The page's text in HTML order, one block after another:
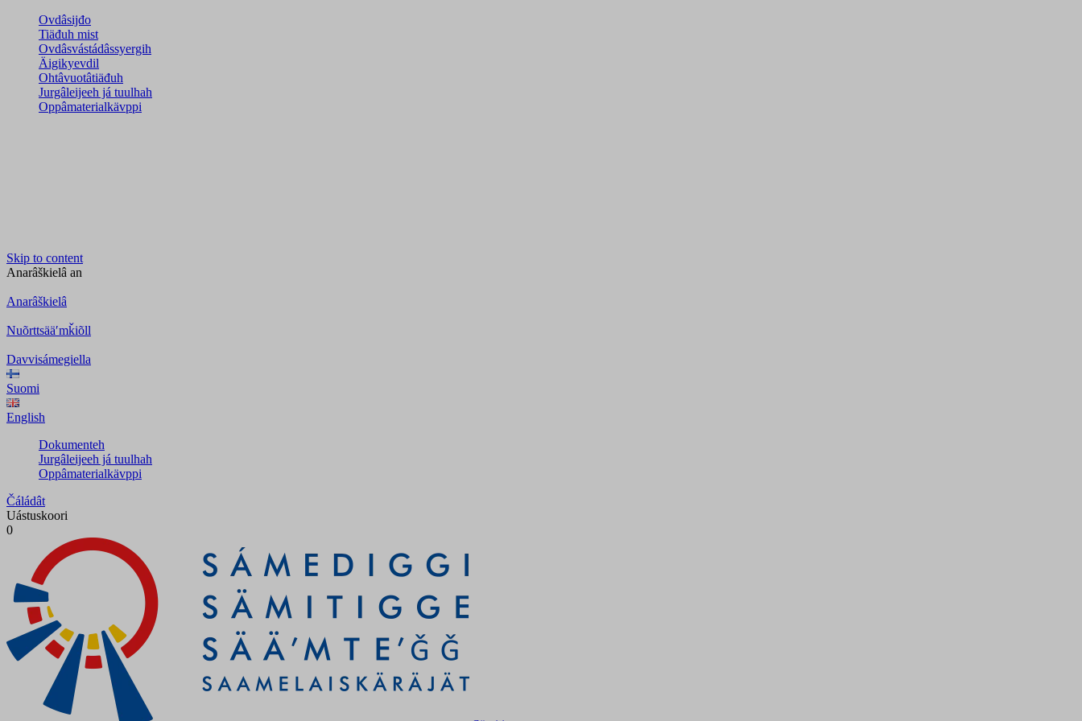
Ovdâsijđo
Tiäđuh mist
Ovdâsvástádâssyergih
Äigikyevdil
Ohtâvuotâtiäđuh
Jurgâleijeeh já tuulhah
Oppâmaterialkävppi
Skip to content
Anarâškielâ an
Anarâškielâ
Nuõrttsääʹmǩiõll
Davvisámegiella
Suomi
English
Dokumenteh
Jurgâleijeeh já tuulhah
Oppâmaterialkävppi
Čáládât
Uástuskoori
0